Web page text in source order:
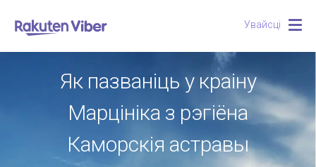
Увайсці
Як пазваніць у краіну
Марцініка з рэгіёна
Каморскія астравы